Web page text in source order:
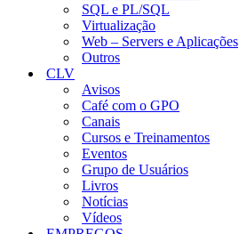
SQL e PL/SQL
Virtualização
Web – Servers e Aplicações
Outros
CLV
Avisos
Café com o GPO
Canais
Cursos e Treinamentos
Eventos
Grupo de Usuários
Livros
Notícias
Vídeos